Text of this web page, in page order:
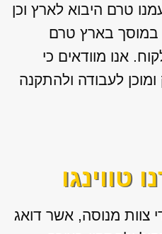
טרם היבוא לארץ וכן
בארץ טרם
אנו מוודאים כי
לעבודה ולהתקנה
טווינגו
מנוסה, אשר דואג